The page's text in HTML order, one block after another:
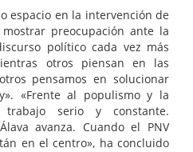
espacio en la intervención de
preocupación ante la
político cada vez más
otros piensan en las
pensamos en solucionar
«Frente al populismo y la
trabajo serio y constante.
avanza. Cuando el PNV
en el centro», ha concluido